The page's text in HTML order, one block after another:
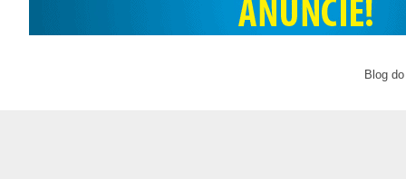
Blog